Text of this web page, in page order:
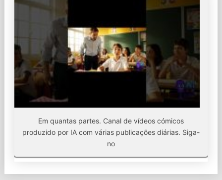
Em quantas partes. Canal de vídeos cómicos
produzido por IA com várias publicações diárias. Siga-
no